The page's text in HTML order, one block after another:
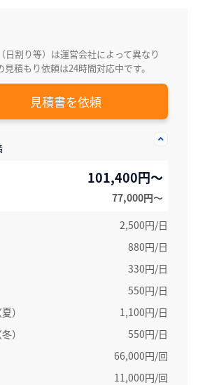
日割り等）は運営会社によって異なり
積もり依頼は24時間対応中です。
見積書を依頼
101,400円～
77,000円〜
2,500円/日
880円/日
330円/日
550円/日
）
1,100円/日
）
550円/日
66,000円/回
11,000円/回